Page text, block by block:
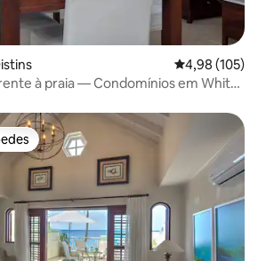
Classificação
4,98 (105)
à praia — Condomínios em White